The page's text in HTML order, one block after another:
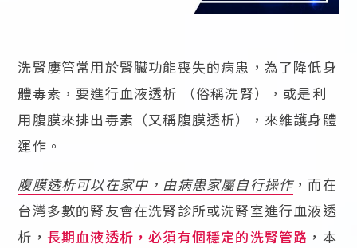
洗腎廔管常用於腎臟功能喪失的病患，為了降低身
體毒素，要進行血液透析 （俗稱洗腎），或是利
用腹膜來排出毒素（又稱腹膜透析），來維護身體
運作。
腹膜透析可以在家中，由病患家屬自行操作，而在
台灣多數的腎友會在洗腎診所或洗腎室進行血液透
析， 長期血液透析，必須有個穩定的洗腎管路 ，本